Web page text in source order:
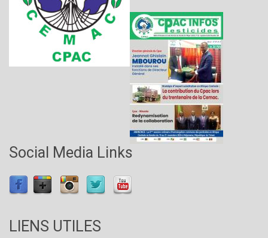
Social Media Links
LIENS UTILES